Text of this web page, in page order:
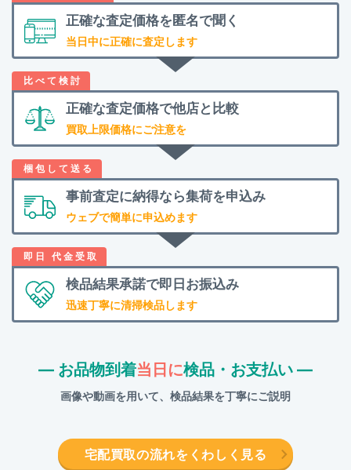
正確な査定価格を 匿名で聞く
当日中に正確に査定します
正確な査定価格で他店と比較
買取上限価格にご注意を
事前査定に納得なら集荷を申込み
ウェブで簡単に申込めます
検品結果承諾で即日お振込み
迅速丁寧に清掃検品します
― お品物到着当日に検品・お支払い ―
画像や動画を用いて、検品結果を丁寧にご説明
宅配買取の流れをくわしく見る